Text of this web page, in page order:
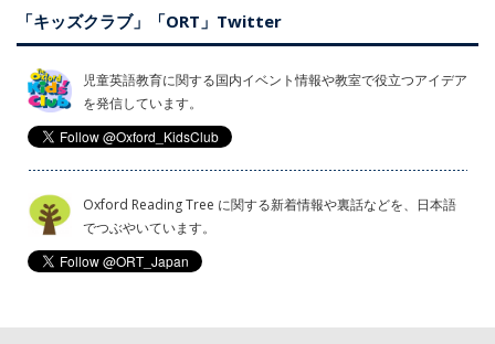
「キッズクラブ」「ORT」Twitter
児童英語教育に関する国内イベント情報や教室で役立つアイデア
を発信しています。
Oxford Reading Tree に関する新着情報や裏話などを、日本語
でつぶやいています。